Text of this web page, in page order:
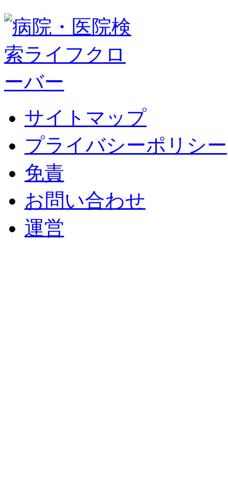
サイトマップ
プライバシーポリシー
免責
お問い合わせ
運営